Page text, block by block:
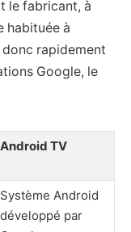
le fabricant, à
habituée à
rapidement
Google, le
Android TV
Système Android
développé par